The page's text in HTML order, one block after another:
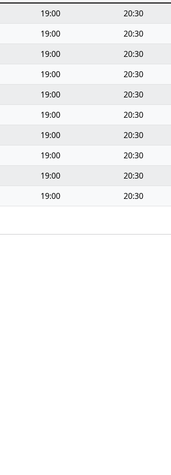
19:00
20:30
19:00
20:30
19:00
20:30
19:00
20:30
19:00
20:30
19:00
20:30
19:00
20:30
19:00
20:30
19:00
20:30
19:00 20:30